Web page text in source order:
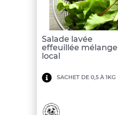
Salade lavée
effeuillée mélange
local
Minimum
commande:
SACHET DE 0,5 À 1KG